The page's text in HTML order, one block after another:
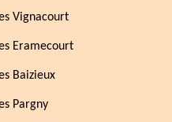
Vignacourt
Eramecourt
Baizieux
Pargny